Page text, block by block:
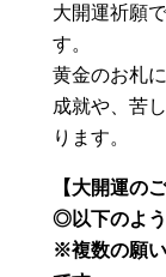
大開運祈願
す。
黄金のお札
成就や、苦
ります。
【大開運の
◎以下のよ
※複数の願